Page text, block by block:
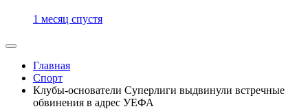
1 месяц спустя
Главная
Спорт
Клубы-основатели Суперлиги выдвинули встречные
обвинения в адрес УЕФА